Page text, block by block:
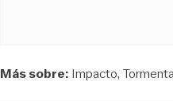
Más sobre: Impacto